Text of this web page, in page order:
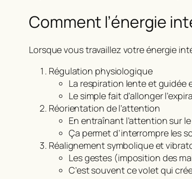
Comment l’énergie
Lorsque vous travaillez votre énergie
Régulation physiologique
La respiration lente et guidée
Le simple fait d’allonger
Réorientation de l’attention
En entraînant l’attention sur
Ça permet d’interrompre les
Réalignement symbolique et
Les gestes (imposition des
C’est souvent ce volet qui